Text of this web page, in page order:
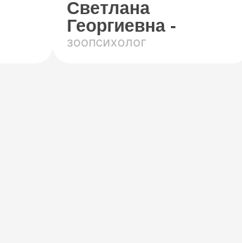
Светлана
Георгиевна -
зоопсихолог